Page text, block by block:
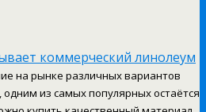
коммерческий линолеум
на рынке различных вариантов
из самых популярных остаётся